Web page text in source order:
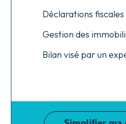
Déclarations
Gestion des
Bilan visé par un